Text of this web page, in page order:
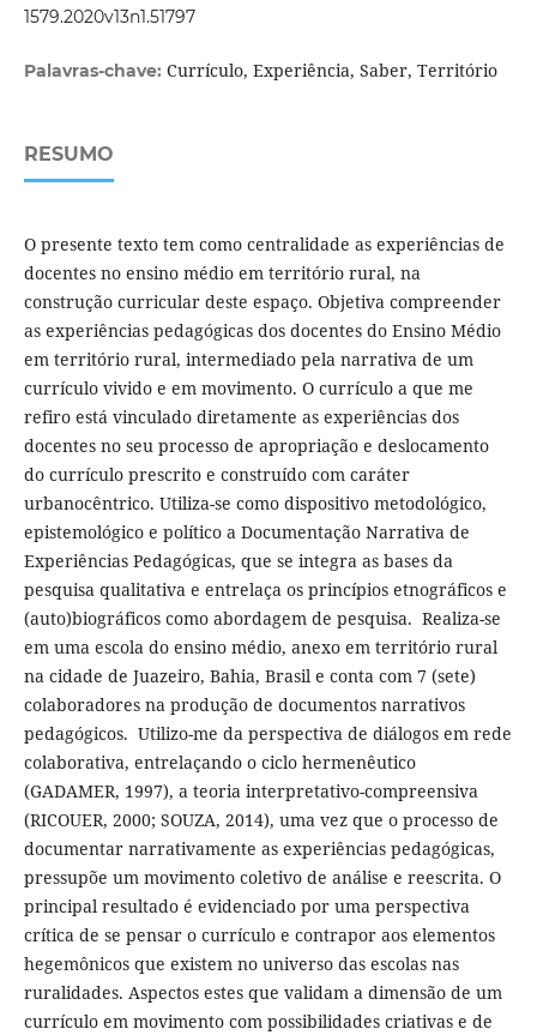
1579.2020v13n1.51797
Palavras-chave: Currículo, Experiência, Saber, Território
RESUMO
O presente texto tem como centralidade as experiências de
docentes no ensino médio em território rural, na
construção curricular deste espaço. Objetiva compreender
as experiências pedagógicas dos docentes do Ensino Médio
em território rural, intermediado pela narrativa de um
currículo vivido e em movimento. O currículo a que me
refiro está vinculado diretamente as experiências dos
docentes no seu processo de apropriação e deslocamento
do currículo prescrito e construído com caráter
urbanocêntrico. Utiliza-se como dispositivo metodológico,
epistemológico e político a Documentação Narrativa de
Experiências Pedagógicas, que se integra as bases da
pesquisa qualitativa e entrelaça os princípios etnográficos e
(auto)biográficos como abordagem de pesquisa. Realiza-se
em uma escola do ensino médio, anexo em território rural
na cidade de Juazeiro, Bahia, Brasil e conta com 7 (sete)
colaboradores na produção de documentos narrativos
pedagógicos. Utilizo-me da perspectiva de diálogos em rede
colaborativa, entrelaçando o ciclo hermenêutico
(GADAMER, 1997), a teoria interpretativo-compreensiva
(RICOUER, 2000; SOUZA, 2014), uma vez que o processo de
documentar narrativamente as experiências pedagógicas,
pressupõe um movimento coletivo de análise e reescrita. O
principal resultado é evidenciado por uma perspectiva
crítica de se pensar o currículo e contrapor aos elementos
hegemônicos que existem no universo das escolas nas
ruralidades. Aspectos estes que validam a dimensão de um
currículo em movimento com possibilidades criativas e de